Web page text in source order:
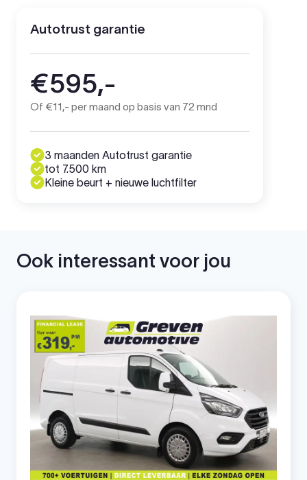
Autotrust garantie
€595,-
Of €11,- per maand op basis van 72 mnd
3 maanden Autotrust garantie
tot 7.500 km
Kleine beurt + nieuwe luchtfilter
Ook interessant voor jou